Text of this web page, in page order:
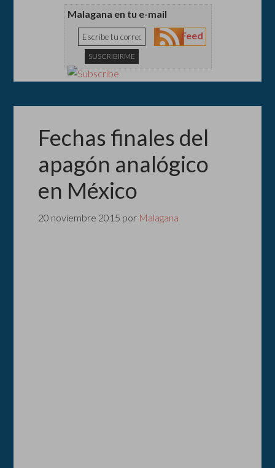
Malagana en tu e-mail
Feed
Fechas finales del
apagón analógico
en México
20 noviembre 2015 por Malagana